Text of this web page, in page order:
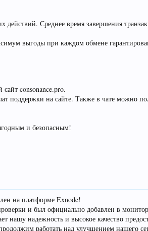
Среднее время завершения
выгоды при каждом обмене
consonance.pro.
поддержки на сайте. Также в чате можно
и безопасным!
на платформе Exnode!
и был официально добавлен в
надежность и высокое качество
работать над улучшением нашего